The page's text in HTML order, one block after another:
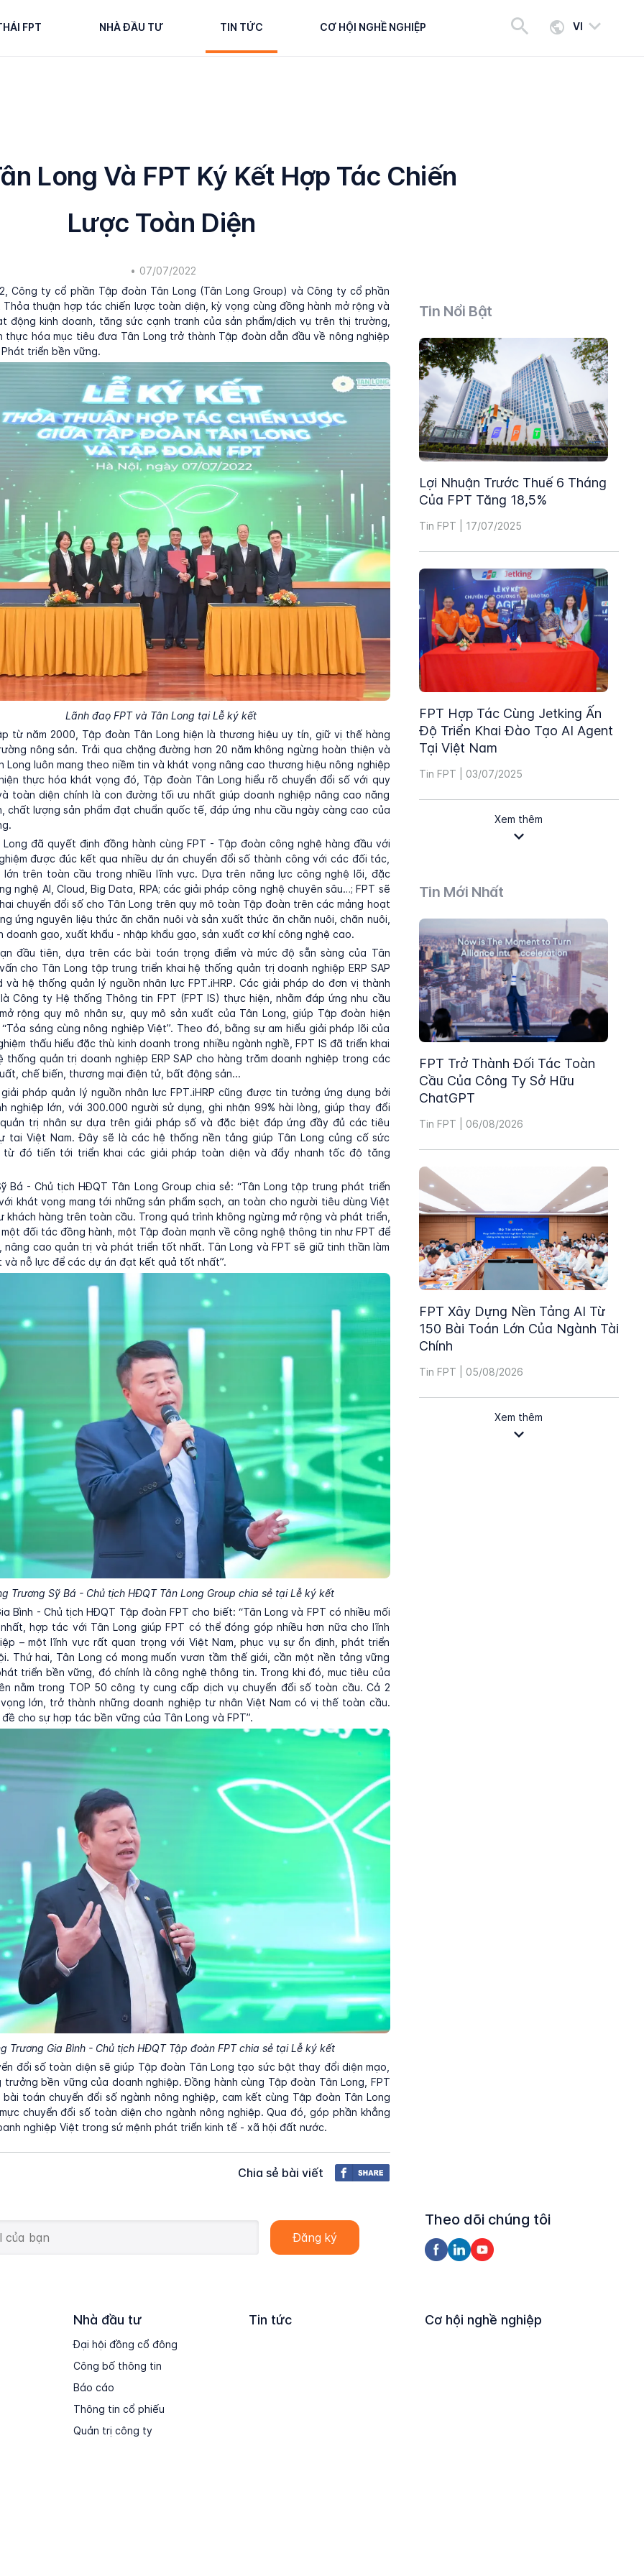
FPT NHÀ ĐẦU TƯ TIN TỨC CƠ HỘI NGHỀ NGHIỆP VI
Long Và FPT Ký Kết Hợp Tác Chiến
Lược Toàn Diện
• 07/07/2022
Công ty cổ phần Tập đoàn Tân Long (Tân Long Group) và Công ty cổ phần
Thỏa thuận hợp tác chiến lược toàn diện, kỳ vọng cùng đồng hành mở rộng và
động kinh doanh, tăng sức cạnh tranh của sản phẩm/dịch vụ trên thị trường,
thực hóa mục tiêu đưa Tân Long trở thành Tập đoàn dẫn đầu về nông nghiệp
triển bền vững.
Lãnh đaọ FPT và Tân Long tại Lễ ký kết
từ năm 2000, Tập đoàn Tân Long hiện là thương hiệu uy tín, giữ vị thế hàng
nông sản. Trải qua chặng đường hơn 20 năm không ngừng hoàn thiện và
Long luôn mang theo niềm tin và khát vọng nâng cao thương hiệu nông nghiệp
thực hóa khát vọng đó, Tập đoàn Tân Long hiểu rõ chuyển đổi số với quy
toàn diện chính là con đường tối ưu nhất giúp doanh nghiệp nâng cao năng
chất lượng sản phẩm đạt chuẩn quốc tế, đáp ứng nhu cầu ngày càng cao của
đã quyết định đồng hành cùng FPT - Tập đoàn công nghệ hàng đầu với
được đúc kết qua nhiều dự án chuyển đổi số thành công với các đối tác,
lớn trên toàn cầu trong nhiều lĩnh vực. Dựa trên năng lực công nghệ lõi, đặc
nghệ AI, Cloud, Big Data, RPA; các giải pháp công nghệ chuyên sâu…; FPT sẽ
chuyển đổi số cho Tân Long trên quy mô toàn Tập đoàn trên các mảng hoạt
ứng nguyên liệu thức ăn chăn nuôi và sản xuất thức ăn chăn nuôi, chăn nuôi,
doanh gạo, xuất khẩu - nhập khẩu gạo, sản xuất cơ khí công nghệ cao.
đầu tiên, dựa trên các bài toán trọng điểm và mức độ sẵn sàng của Tân
cho Tân Long tập trung triển khai hệ thống quản trị doanh nghiệp ERP SAP
và hệ thống quản lý nguồn nhân lực FPT.iHRP. Các giải pháp do đơn vị thành
Công ty Hệ thống Thông tin FPT (FPT IS) thực hiện, nhằm đáp ứng nhu cầu
rộng quy mô nhân sự, quy mô sản xuất của Tân Long, giúp Tập đoàn hiện
sáng cùng nông nghiệp Việt”. Theo đó, bằng sự am hiểu giải pháp lõi của
thấu hiểu đặc thù kinh doanh trong nhiều ngành nghề, FPT IS đã triển khai
thống quản trị doanh nghiệp ERP SAP cho hàng trăm doanh nghiệp trong các
chế biến, thương mại điện tử, bất động sản...
pháp quản lý nguồn nhân lực FPT.iHRP cũng được tin tưởng ứng dụng bởi
nghiệp lớn, với 300.000 người sử dụng, ghi nhận 99% hài lòng, giúp thay đổi
trị nhân sự dựa trên giải pháp số và đặc biệt đáp ứng đầy đủ các tiêu
tai Việt Nam. Đây sẽ là các hệ thống nền tảng giúp Tân Long củng cố sức
từ đó tiến tới triển khai các giải pháp toàn diện và đẩy nhanh tốc độ tăng
Bá - Chủ tịch HĐQT Tân Long Group chia sẻ: “Tân Long tập trung phát triển
khát vọng mang tới những sản phẩm sạch, an toàn cho người tiêu dùng Việt
khách hàng trên toàn cầu. Trong quá trình không ngừng mở rộng và phát triển,
đối tác đồng hành, một Tập đoàn mạnh về công nghệ thông tin như FPT để
nâng cao quản trị và phát triển tốt nhất. Tân Long và FPT sẽ giữ tinh thần làm
và nỗ lực để các dự án đạt kết quả tốt nhất”.
Trương Sỹ Bá - Chủ tịch HĐQT Tân Long Group chia sẻ tại Lễ ký kết
Bình - Chủ tịch HĐQT Tập đoàn FPT cho biết: “Tân Long và FPT có nhiều mối
hợp tác với Tân Long giúp FPT có thể đóng góp nhiều hơn nữa cho lĩnh
– một lĩnh vực rất quan trọng với Việt Nam, phục vụ sự ổn định, phát triển
Thứ hai, Tân Long có mong muốn vươn tầm thế giới, cần một nền tảng vững
triển bền vững, đó chính là công nghệ thông tin. Trong khi đó, mục tiêu của
nằm trong TOP 50 công ty cung cấp dịch vụ chuyển đổi số toàn cầu. Cả 2
lớn, trở thành những doanh nghiệp tư nhân Việt Nam có vị thế toàn cầu.
cho sự hợp tác bền vững của Tân Long và FPT”.
Trương Gia Bình - Chủ tịch HĐQT Tập đoàn FPT chia sẻ tại Lễ ký kết
đổi số toàn diện sẽ giúp Tập đoàn Tân Long tạo sức bật thay đổi diện mạo,
bền vững của doanh nghiệp. Đồng hành cùng Tập đoàn Tân Long, FPT
toán chuyển đổi số ngành nông nghiệp, cam kết cùng Tập đoàn Tân Long
chuyển đổi số toàn diện cho ngành nông nghiệp. Qua đó, góp phần khẳng
nghiệp Việt trong sứ mệnh phát triển kinh tế - xã hội đất nước.
Chia sẻ bài viết
Tin Nổi Bật
Lợi Nhuận Trước Thuế 6 Tháng
Của FPT Tăng 18,5%
Tin FPT | 17/07/2025
FPT Hợp Tác Cùng Jetking Ấn
Độ Triển Khai Đào Tạo AI Agent
Tại Việt Nam
Tin FPT | 03/07/2025
Xem thêm
Tin Mới Nhất
FPT Trở Thành Đối Tác Toàn
Cầu Của Công Ty Sở Hữu
ChatGPT
Tin FPT | 06/08/2026
FPT Xây Dựng Nền Tảng AI Từ
150 Bài Toán Lớn Của Ngành Tài
Chính
Tin FPT | 05/08/2026
Xem thêm
Theo dõi chúng tôi
Nhà đầu tư
Đại hội đồng cổ đông
Công bố thông tin
Báo cáo
Thông tin cổ phiếu
Quản trị công ty
Tin tức Cơ hội nghề nghiệp